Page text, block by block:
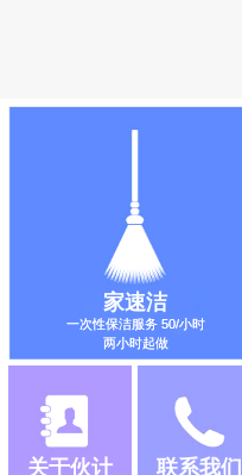
家速洁
一次性保洁服务 50/小时
两小时起做
关于伙计 联系我们